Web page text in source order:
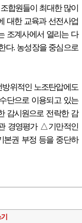
합원들이 최대한 많이
대한 교육과 선전사업
조계사에서 열리는 다
다. 농성장을 중심으로
위적인 노조탄압에도
단으로 이용되고 있는
감시원으로 전락한 감
경영평가 △기만적인
권 부정 등을 중단하